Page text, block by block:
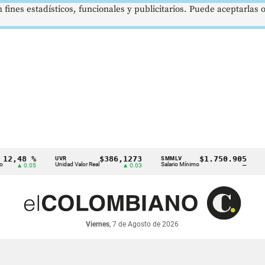
%
0.05 Unidad Valor Real
$386,1273
▲ 0.03
SMMLV
Salario Mínimo
$1.750.905
Viernes, 7 de Agosto de 2026
estadísticos, funcionales y publicitarios. Puede aceptarlas